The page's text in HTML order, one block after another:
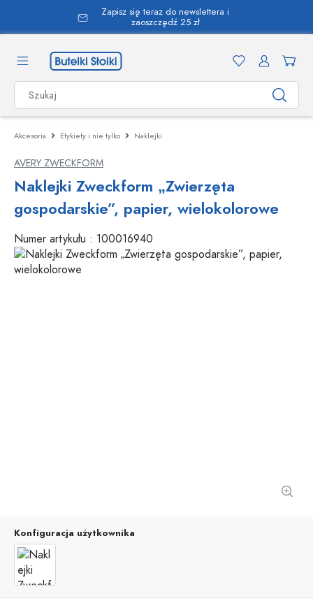
zawartości
Zapisz się teraz do newslettera i
zaoszczędź 25 zł
Akcesoria Etykiety i nie tylko Naklejki
AVERY ZWECKFORM
Naklejki Zweckform „Zwierzęta
gospodarskie”, papier, wielokolorowe
Numer artykułu : 100016940
Konfiguracja użytkownika